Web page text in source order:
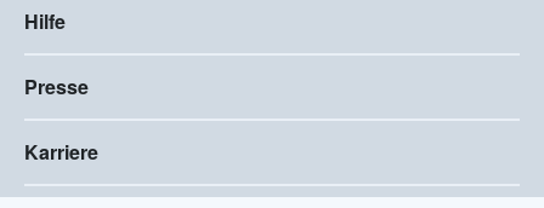
Hilfe
Presse
Karriere